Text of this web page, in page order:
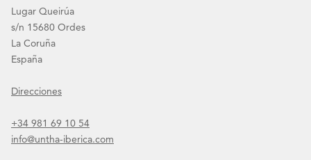
Lugar Queirúa
s/n 15680 Ordes
La Coruña
España
Direcciones
+34 981 69 10 54
info@untha-iberica.com